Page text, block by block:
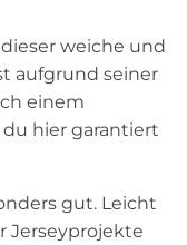
weiche und
aufgrund seiner
einem
hier garantiert
gut. Leicht
Jerseyprojekte